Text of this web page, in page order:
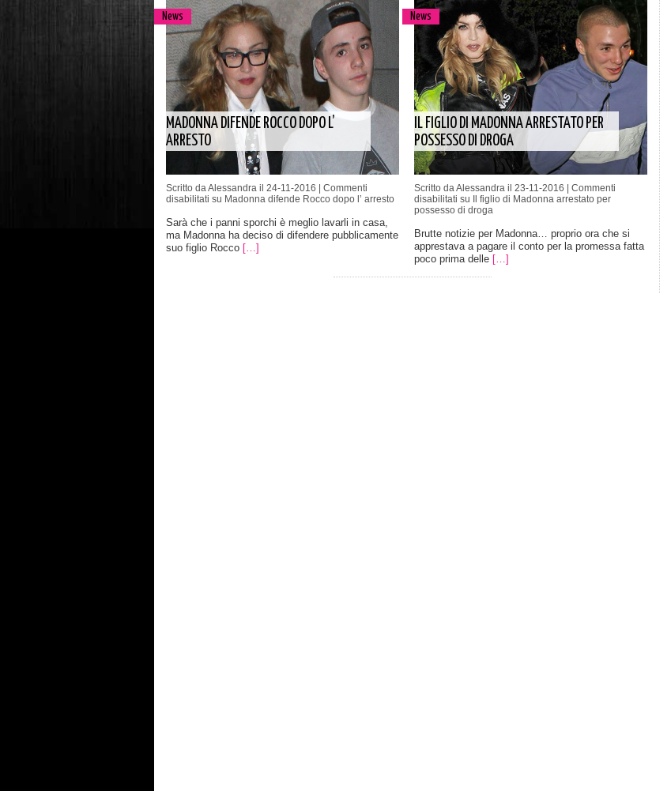
News
MADONNA DIFENDE ROCCO DOPO L’
ARRESTO
Scritto da Alessandra il 24-11-2016 | Commenti
disabilitati su Madonna difende Rocco dopo l’ arresto
Sarà che i panni sporchi è meglio lavarli in casa,
ma Madonna ha deciso di difendere pubblicamente
suo figlio Rocco […]
News
IL FIGLIO DI MADONNA ARRESTATO PER
POSSESSO DI DROGA
Scritto da Alessandra il 23-11-2016 | Commenti
disabilitati su Il figlio di Madonna arrestato per
possesso di droga
Brutte notizie per Madonna… proprio ora che si
apprestava a pagare il conto per la promessa fatta
poco prima delle […]